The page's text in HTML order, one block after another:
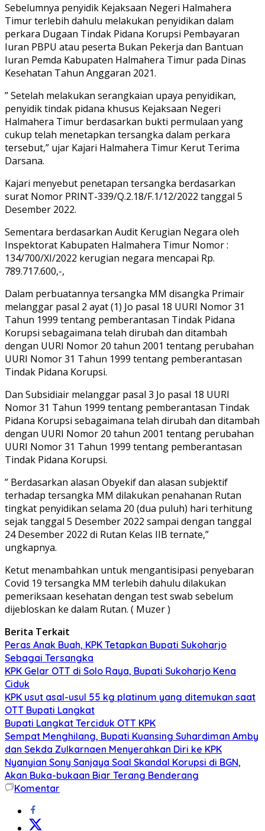
Sebelumnya penyidik Kejaksaan Negeri Halmahera
Timur terlebih dahulu melakukan penyidikan dalam
perkara Dugaan Tindak Pidana Korupsi Pembayaran
Iuran PBPU atau peserta Bukan Pekerja dan Bantuan
Iuran Pemda Kabupaten Halmahera Timur pada Dinas
Kesehatan Tahun Anggaran 2021.
” Setelah melakukan serangkaian upaya penyidikan,
penyidik tindak pidana khusus Kejaksaan Negeri
Halmahera Timur berdasarkan bukti permulaan yang
cukup telah menetapkan tersangka dalam perkara
tersebut,” ujar Kajari Halmahera Timur Kerut Terima
Darsana.
Kajari menyebut penetapan tersangka berdasarkan
surat Nomor PRINT-339/Q.2.18/F.1/12/2022 tanggal 5
Desember 2022.
Sementara berdasarkan Audit Kerugian Negara oleh
Inspektorat Kabupaten Halmahera Timur Nomor :
134/700/XI/2022 kerugian negara mencapai Rp.
789.717.600,-,
Dalam perbuatannya tersangka MM disangka Primair
melanggar pasal 2 ayat (1) Jo pasal 18 UURI Nomor 31
Tahun 1999 tentang pemberantasan Tindak Pidana
Korupsi sebagaimana telah dirubah dan ditambah
dengan UURI Nomor 20 tahun 2001 tentang perubahan
UURI Nomor 31 Tahun 1999 tentang pemberantasan
Tindak Pidana Korupsi.
Dan Subsidiair melanggar pasal 3 Jo pasal 18 UURI
Nomor 31 Tahun 1999 tentang pemberantasan Tindak
Pidana Korupsi sebagaimana telah dirubah dan ditambah
dengan UURI Nomor 20 tahun 2001 tentang perubahan
UURI Nomor 31 Tahun 1999 tentang pemberantasan
Tindak Pidana Korupsi.
” Berdasarkan alasan Obyekif dan alasan subjektif
terhadap tersangka MM dilakukan penahanan Rutan
tingkat penyidikan selama 20 (dua puluh) hari terhitung
sejak tanggal 5 Desember 2022 sampai dengan tanggal
24 Desember 2022 di Rutan Kelas IIB ternate,”
ungkapnya.
Ketut menambahkan untuk mengantisipasi penyebaran
Covid 19 tersangka MM terlebih dahulu dilakukan
pemeriksaan kesehatan dengan test swab sebelum
dijebloskan ke dalam Rutan. ( Muzer )
Berita Terkait
Peras Anak Buah, KPK Tetapkan Bupati Sukoharjo
Sebagai Tersangka
KPK Gelar OTT di Solo Raya, Bupati Sukoharjo Kena
Ciduk
KPK usut asal-usul 55 kg platinum yang ditemukan saat
OTT Bupati Langkat
Bupati Langkat Terciduk OTT KPK
Sempat Menghilang, Bupati Kuansing Suhardiman Amby
dan Sekda Zulkarnaen Menyerahkan Diri ke KPK
Nyanyian Sony Sanjaya Soal Skandal Korupsi di BGN,
Akan Buka-bukaan Biar Terang Benderang
Komentar